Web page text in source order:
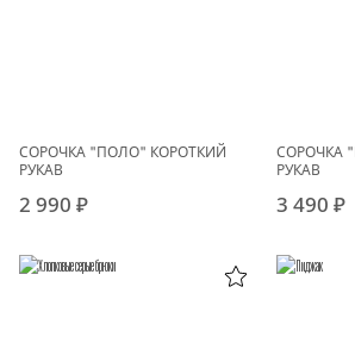
СОРОЧКА "ПОЛО" КОРОТКИЙ
РУКАВ
2 990 ₽
СОРОЧКА
РУКАВ
3 490 ₽